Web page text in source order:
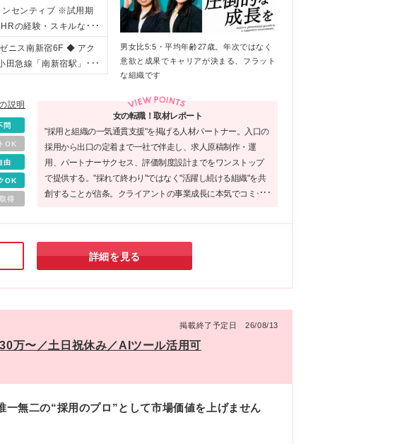
事のご経験 ※年数は問
・今の環境ではキャリ
収が変わらないことに
ら「採用のプロ」へ専
自分から動ける方 ・
販売・サービス業の店
ンセンティブ ※試用期
の経験・スキルなど
について 年次や社歴で
機会は年2回。 パー
収入に反映される設計
手飲食チェーン店長
円】 ◆ こんな方はぜ
価に反映されない方 ・
・キャリアアップと
考え方 入社時は想定
、年収850万円クラスの
ニス南新宿6F ◆ アク
田急線「南新宿駅」よ
与 新宿・代々木エリア
すい立地です。
男女比5:5・平均年齢27歳。年次ではなく
意欲と成果でキャリアが決まる、フラット
な組織です
説明
問
OK
由
OK
得
女の転職！取材レポート
"採用と組織の一気通貫支援"を掲げる人材パートナー。入口の
採用から出口の定着まで一社で伴走し、求人原稿制作・運
用、パートナーサクセス、評価制度設計までをワンストップ
で提供する。"採れて終わり"ではなく"活躍し続ける組織"を共
創することが信条。クライアントの事業成長に本気でコミッ
詳細を見る
掲載終了予定日 26/08/13
万〜／土日祝休み／AIツール活用可
無二の“採用のプロ”として市場価値を上げません